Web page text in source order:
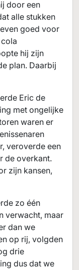
door een
alle stukken
goed voor
hij zijn
plan. Daarbij
Eric de
met ongelijke
waren er
veroverde een
de overkant.
zijn kansen,
zo één
verwacht, maar
dan we
op rij, volgden
drie
dus dat we